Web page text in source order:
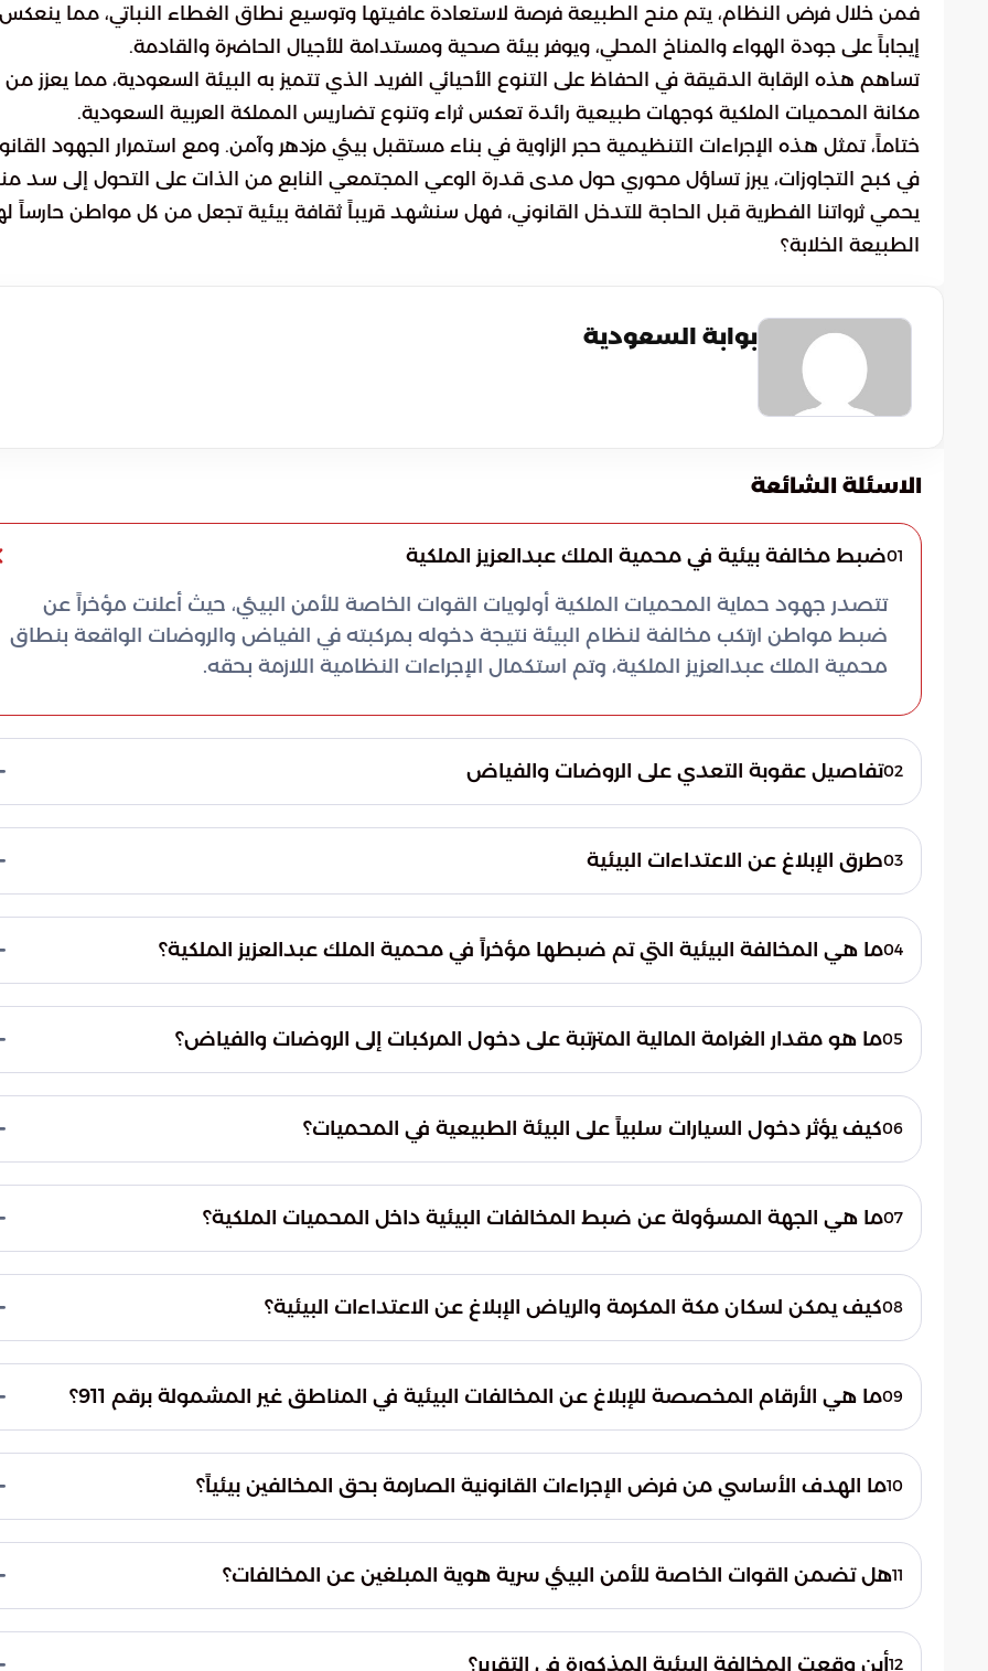
فمن خلال فرض النظام، يتم منح الطبيعة فرصة لاستعادة عافيتها وتوسيع نطاق الغطاء النباتي، مما ينعكس
إيجاباً على جودة الهواء والمناخ المحلي، ويوفر بيئة صحية ومستدامة للأجيال الحاضرة والقادمة.
تساهم هذه الرقابة الدقيقة في الحفاظ على التنوع الأحيائي الفريد الذي تتميز به البيئة السعودية، مما يعزز من
مكانة المحميات الملكية كوجهات طبيعية رائدة تعكس ثراء وتنوع تضاريس المملكة العربية السعودية.
ختاماً، تمثل هذه الإجراءات التنظيمية حجر الزاوية في بناء مستقبل بيئي مزدهر وآمن. ومع استمرار الجهود
في كبح التجاوزات، يبرز تساؤل محوري حول مدى قدرة الوعي المجتمعي النابع من الذات على التحول إلى سد
يحمي ثرواتنا الفطرية قبل الحاجة للتدخل القانوني، فهل سنشهد قريباً ثقافة بيئية تجعل من كل مواطن حارساً
الطبيعة الخلابة؟
بوابة السعودية
الاسئلة الشائعة
01ضبط مخالفة بيئية في محمية الملك عبدالعزيز الملكية
تتصدر جهود حماية المحميات الملكية أولويات القوات الخاصة للأمن البيئي، حيث أعلنت مؤخراً عن
ضبط مواطن ارتكب مخالفة لنظام البيئة نتيجة دخوله بمركبته في الفياض والروضات الواقعة بنطاق
محمية الملك عبدالعزيز الملكية، وتم استكمال الإجراءات النظامية اللازمة بحقه.
02تفاصيل عقوبة التعدي على الروضات والفياض
التي تشمل دخول السيارات إلى المناطق المحمية تعرض صاحبها للمساءلة القانونية.03طرق الإبلاغ عن الاعتداءات البيئية
تمثل اعتداءً على البيئة أو الحياة الفطرية عبر الأرقام المخصصة حسب المنطقة.04ما هي المخالفة البيئية التي تم ضبطها مؤخراً في محمية الملك عبدالعزيز الملكية؟
المحمية التابعة لنطاق المحمية، وهو ما يعد انتهاكاً صريحاً للأنظمة البيئية المعمول بها في المملكة05ما هو مقدار الغرامة المالية المترتبة على دخول المركبات إلى الروضات والفياض؟
السلوكيات الخاطئة التي تضر بالبيئة الطبيعية والمناطق المحمية.06كيف يؤثر دخول السيارات سلبياً على البيئة الطبيعية في المحميات؟
النباتي الحالي وإعاقة قدرته على التجدد الطبيعي في المستقبل، مما يهدد التوازن البيئي.07ما هي الجهة المسؤولة عن ضبط المخالفات البيئية داخل المحميات الملكية؟
البيئة، وتضع حماية المحميات الملكية وتنمية الغطاء النباتي على رأس قائمة أولوياتها الأمنية.08كيف يمكن لسكان مكة المكرمة والرياض الإبلاغ عن الاعتداءات البيئية؟
الإبلاغ عن أي اعتداءات بيئية عبر الاتصال بالرقم الموحد (911).09ما هي الأرقام المخصصة للإبلاغ عن المخالفات البيئية في المناطق غير المشمولة برقم 911؟
البلاغات البيئية من خلال التواصل عبر الأرقام (999) أو (996).10ما الهدف الأساسي من فرض الإجراءات القانونية الصارمة بحق المخالفين بيئياً؟
والحياة الفطرية، وحمايتها من التدهور لضمان بقائها كإرث وطني للأجيال القادمة. 11هل تضمن القوات الخاصة للأمن البيئي سرية هوية المبلغين عن المخالفات؟
بالإبلاغ عن أي حالات تمثل اعتداءً على البيئة أو الحياة الفطرية في أي منطقة.12أين وقعت المخالفة البيئية المذكورة في التقرير؟